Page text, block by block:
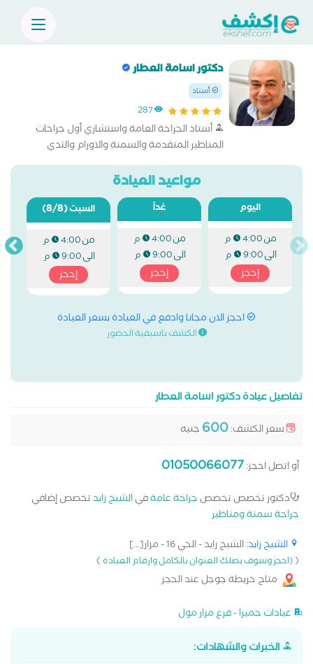
دكتور اسامة العطار
أستاذ
287
أستاذ الجراحة العامة واستشاري أول جراحات
المناظير المتقدمة والسمنة والاورام والثدي
والجراحة العامة
مواعيد العيادة
اليوم
من4:00 م
الى9:00 م
إحجز
غداً
من4:00 م
الى9:00 م
إحجز
السبت(8/8)
من4:00 م
الى9:00 م
إحجز
احجز الان مجانا وادفع في العيادة بسعر العيادة
الكشف باسبقية الحضور
تفاصيل عيادة دكتور اسامة العطار
سعر الكشف:600 جنيه
أو اتصل احجز:01050066077
دكتور تخصص تخصص جراحة عامةفيالشيخ زايدتخصص إضافي
جراحة سمنة ومناظير
الشيخ زايد: الشيخ زايد - الحي 16 - مزار[...]
((احجز وسوف يصلك العنوان بالكامل وارقام العيادة)
متاح خريطة جوجل عند الحجز
عيادات جميرا - فرع مزار مول
الخبرات والشهادات: